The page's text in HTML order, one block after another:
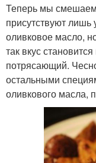
Теперь мы
присутствуют лишь
оливковое масло,
так вкус
потрясающий.
остальными
оливкового масла,